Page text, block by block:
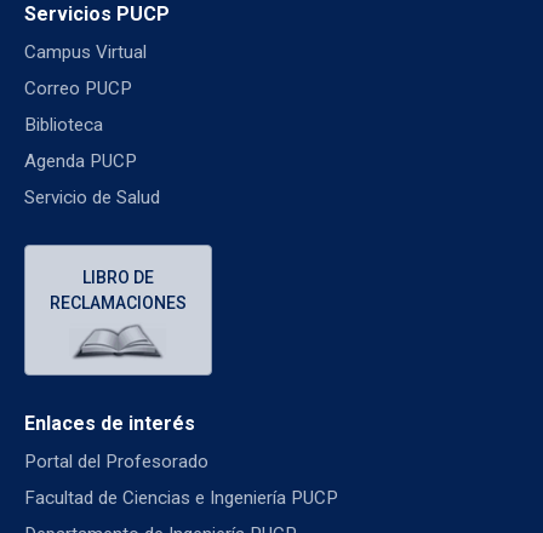
Servicios PUCP
Campus Virtual
Correo PUCP
Biblioteca
Agenda PUCP
Servicio de Salud
LIBRO DE
RECLAMACIONES
Enlaces de interés
Portal del Profesorado
Facultad de Ciencias e Ingeniería PUCP